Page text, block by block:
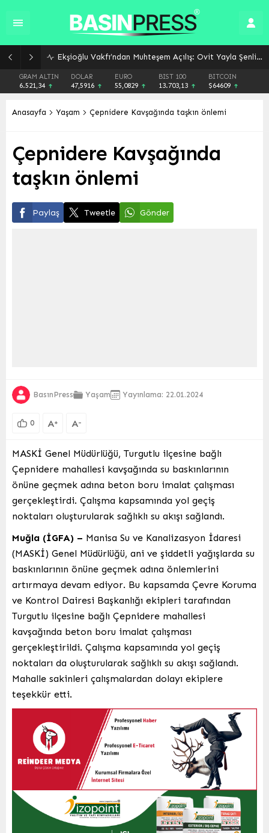
Vali Maaşları Tartışması: Cengiz Aksan Kamu Yönetiminde Ücret Dengesizliğini Gündeme Getirdi
GRAM ALTIN
6.521,34
DOLAR
47,5916
EURO
55,0829
BIST 100
13.703,13
BITCOIN
$64609
Anasayfa Yaşam Çepnidere Kavşağında taşkın önlemi
Çepnidere Kavşağında
taşkın önlemi
Paylaş Tweetle Gönder
BasınPress Yaşam Yayınlama: 22.01.2024
0 A+ A-
MASKİ Genel Müdürlüğü, Turgutlu ilçesine bağlı
Çepnidere mahallesi kavşağında su baskınlarının
önüne geçmek adına beton boru imalat çalışması
gerçekleştirdi. Çalışma kapsamında yol geçiş
noktaları oluşturularak sağlıklı su akışı sağlandı.
Muğla (İGFA) – Manisa Su ve Kanalizasyon İdaresi
(MASKİ) Genel Müdürlüğü, ani ve şiddetli yağışlarda su
baskınlarının önüne geçmek adına önlemlerini
artırmaya devam ediyor. Bu kapsamda Çevre Koruma
ve Kontrol Dairesi Başkanlığı ekipleri tarafından
Turgutlu ilçesine bağlı Çepnidere mahallesi
kavşağında beton boru imalat çalışması
gerçekleştirildi. Çalışma kapsamında yol geçiş
noktaları da oluşturularak sağlıklı su akışı sağlandı.
Mahalle sakinleri çalışmalardan dolayı ekiplere
teşekkür etti.